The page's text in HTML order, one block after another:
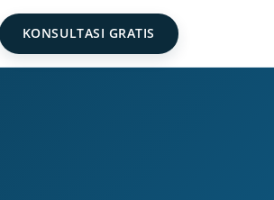
KONSULTASI GRATIS